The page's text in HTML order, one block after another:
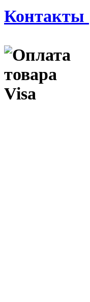
Контакты